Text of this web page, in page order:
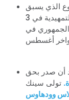
الذي يسبق
انطلاقه في 16 مارس في غاستونيا. الانتخابات التمهيدية في 3
في
أن صدر بحق
تولى سينك